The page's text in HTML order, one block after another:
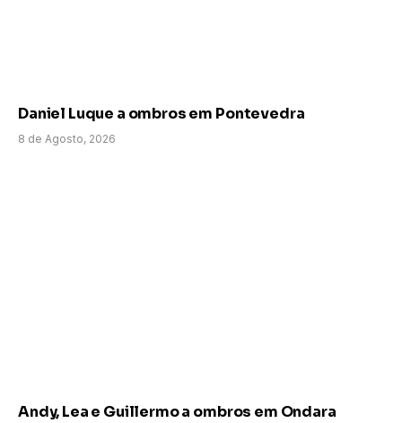
Daniel Luque a ombros em Pontevedra
8 de Agosto, 2026
Andy, Lea e Guillermo a ombros em Ondara